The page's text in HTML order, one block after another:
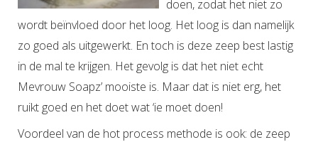
doen, zodat het niet zo
wordt beïnvloed door het loog. Het loog is dan namelijk
zo goed als uitgewerkt. En toch is deze zeep best lastig
in de mal te krijgen. Het gevolg is dat het niet echt
Mevrouw Soapz’ mooiste is. Maar dat is niet erg, het
ruikt goed en het doet wat ‘ie moet doen!
Voordeel van de hot process methode is ook: de zeep